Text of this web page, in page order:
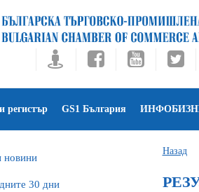
регистър GS1 България
новини
30 дни
Назад